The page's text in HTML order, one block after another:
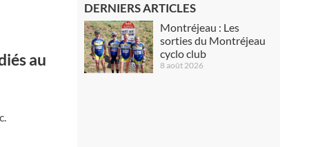
au
DERNIERS ARTICLES
Montréjeau : Les
sorties du Montréjeau
cyclo club
8 août 2026